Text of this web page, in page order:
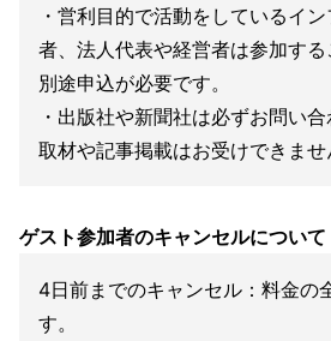
・営利目的で活動をしているイ
者、法人代表や経営者は参加する
別途申込が必要です。
・出版社や新聞社は必ずお問い
取材や記事掲載はお受けできませ
ゲスト参加者のキャンセルについて
4日前までのキャンセル：料金の
す。